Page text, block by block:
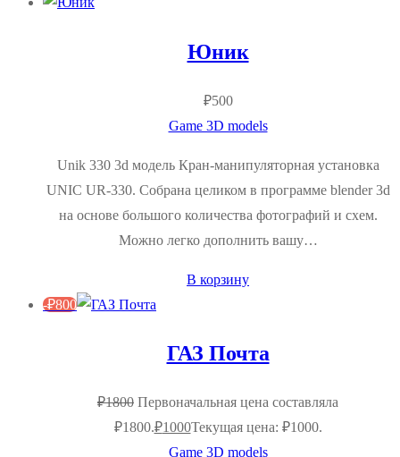
Юник
₽500
Game 3D models
Unik 330 3d модель Кран-манипуляторная установка
UNIC UR-330. Собрана целиком в программе blender 3d
на основе большого количества фотографий и схем.
Можно легко дополнить вашу…
В корзину
-₽800
ГАЗ Почта
₽1800 Первоначальная цена составляла
₽1800.₽1000Текущая цена: ₽1000.
Game 3D models